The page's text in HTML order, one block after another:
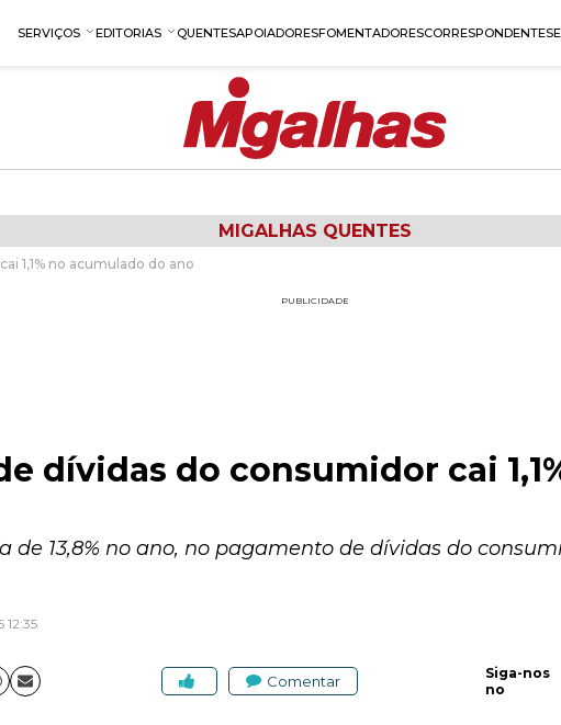
SERVIÇOS EDITORIAS QUENTESAPOIADORESFOMENTADORESCORRESPONDENTES
MIGALHAS QUENTES
1,1% no acumulado do ano
PUBLICIDADE
dívidas do consumidor cai
de 13,8% no ano, no pagamento de dívidas do
12:35
Comentar
Siga-nos
no